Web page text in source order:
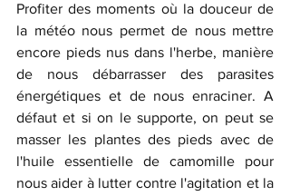
Profiter des moments où la douceur de
la météo nous permet de nous mettre
encore pieds nus dans l'herbe, manière
de nous débarrasser des parasites
énergétiques et de nous enraciner. A
défaut et si on le supporte, on peut se
masser les plantes des pieds avec de
l'huile essentielle de camomille pour
nous aider à lutter contre l'agitation et la